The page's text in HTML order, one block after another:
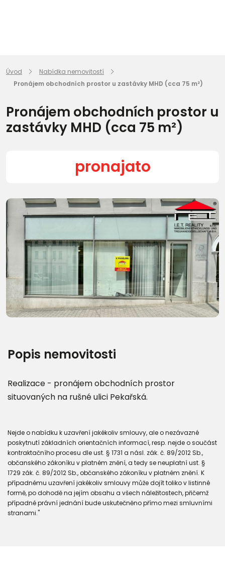
Úvod
Nabídka nemovitostí
Pronájem obchodních prostor u zastávky MHD (cca 75 m²)
Pronájem obchodních prostor u
zastávky MHD (cca 75 m²)
pronajato
Další fotografie (10)
Popis nemovitosti
Realizace - pronájem obchodních prostor
situovaných na rušné ulici Pekařská.
Nejde o nabídku k uzavření jakékoliv smlouvy, ale o nezávazné
poskytnutí základních orientačních informací, resp. nejde o součást
kontraktačního procesu dle ust. § 1731 a násl. zák. č. 89/2012 Sb.,
občanského zákoníku v platném znění, a tedy se neuplatní ust. §
1729 zák. č. 89/2012 Sb., občanského zákoníku v platném znění. K
případnému uzavření jakékoliv smlouvy může dojít toliko v listinné
formě, po dohodě na jejím obsahu a všech náležitostech, přičemž
případné právní jednání bude uskutečněno přímo mezi smluvními
stranami."